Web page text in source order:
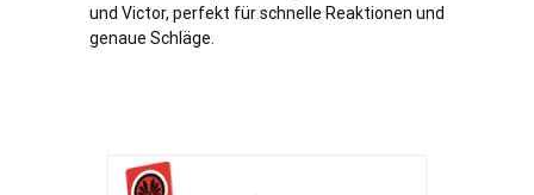
und Victor, perfekt für schnelle Reaktionen und
genaue Schläge.